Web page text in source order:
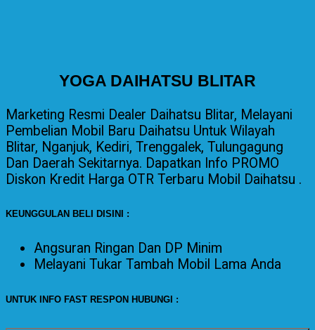
YOGA DAIHATSU BLITAR
Marketing Resmi Dealer Daihatsu Blitar, Melayani
Pembelian Mobil Baru Daihatsu Untuk Wilayah
Blitar, Nganjuk, Kediri, Trenggalek, Tulungagung
Dan Daerah Sekitarnya. Dapatkan Info PROMO
Diskon Kredit Harga OTR Terbaru Mobil Daihatsu .
KEUNGGULAN BELI DISINI :
Angsuran Ringan Dan DP Minim
Melayani Tukar Tambah Mobil Lama Anda
UNTUK INFO FAST RESPON HUBUNGI :